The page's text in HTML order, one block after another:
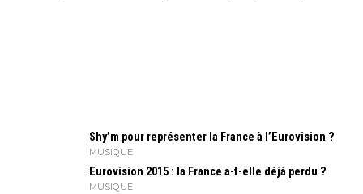
Shy’m pour représenter la France à l’Eurovision ?
MUSIQUE
Eurovision 2015 : la France a-t-elle déjà perdu ?
MUSIQUE